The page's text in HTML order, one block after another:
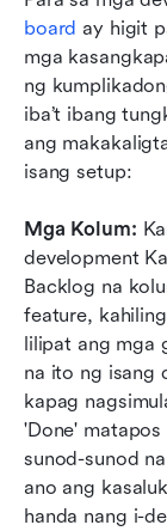
board ay higit
mga
ng
iba’t ibang
ang
isang setup:
Mga Kolum:
development
Backlog na
feature,
lilipat ang mga
na ito ng isang
kapag
'Done'
sunod-sunod
ano ang
handa nang i-